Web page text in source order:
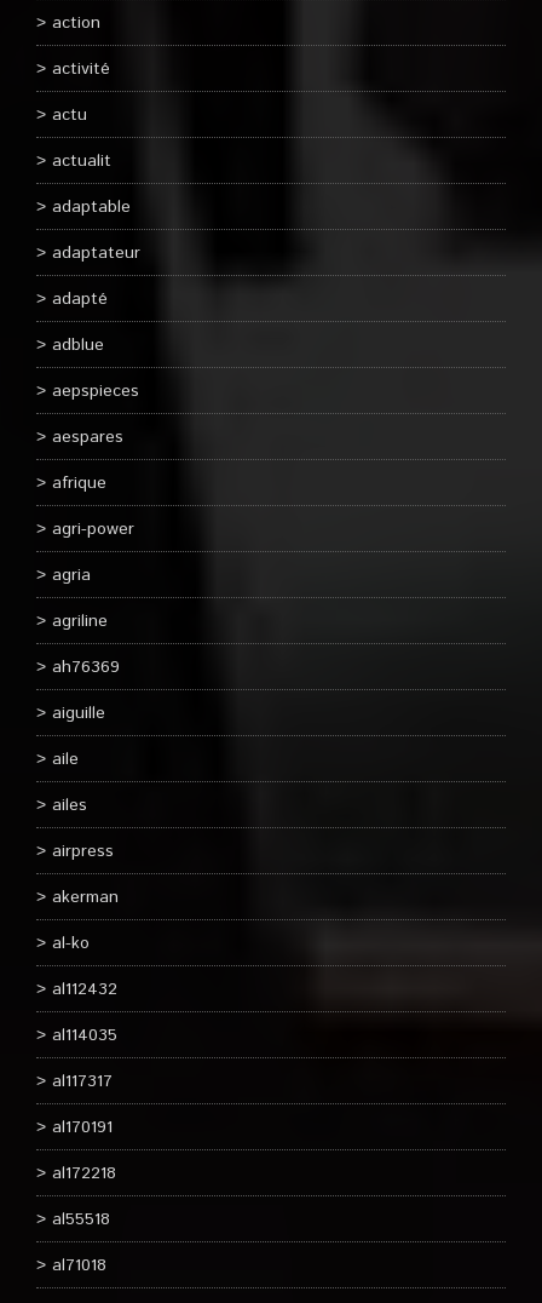
action
activité
actu
actualit
adaptable
adaptateur
adapté
adblue
aepspieces
aespares
afrique
agri-power
agria
agriline
ah76369
aiguille
aile
ailes
airpress
akerman
al-ko
al112432
al114035
al117317
al170191
al172218
al55518
al71018